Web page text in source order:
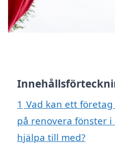
1 Vad kan ett
på renovera fönster i
hjälpa till med?